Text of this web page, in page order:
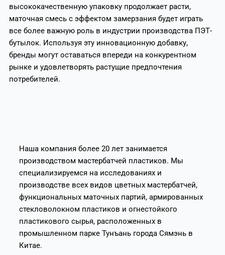
высококачественную упаковку продолжает расти,
маточная смесь с эффектом замерзания будет играть
все более важную роль в индустрии производства ПЭТ-
бутылок. Используя эту инновационную добавку,
бренды могут оставаться впереди на конкурентном
рынке и удовлетворять растущие предпочтения
потребителей.
Наша компания более 20 лет занимается
производством мастербатчей пластиков. Мы
специализируемся на исследованиях и
производстве всех видов цветных мастербатчей,
функциональных маточных партий, армированных
стекловолокном пластиков и огнестойкого
пластикового сырья, расположенных в
промышленном парке Тунъань города Сямэнь в
Китае.